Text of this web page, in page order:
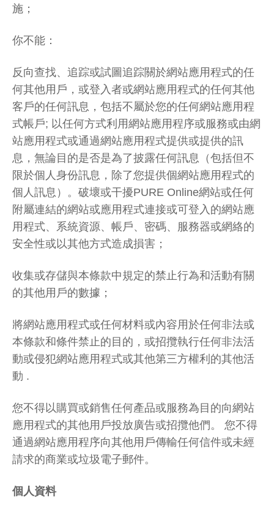
施；
你不能：
反向查找、追踪或試圖追踪關於網站應用程式的任
何其他用戶，或登入者或網站應用程式的任何其他
客戶的任何訊息，包括不屬於您的任何網站應用程
式帳戶; 以任何方式利用網站應用程序或服務或由網
站應用程式或通過網站應用程式提供或提供的訊
息，無論目的是否是為了披露任何訊息（包括但不
限於個人身份訊息，除了您提供個網站應用程式的
個人訊息）。破壞或干擾PURE Online網站或任何
附屬連結的網站或應用程式連接或可登入的網站應
用程式、系統資源、帳戶、密碼、服務器或網絡的
安全性或以其他方式造成損害；
收集或存儲與本條款中規定的禁止行為和活動有關
的其他用戶的數據；
將網站應用程式或任何材料或內容用於任何非法或
本條款和條件禁止的目的，或招攬執行任何非法活
動或侵犯網站應用程式或其他第三方權利的其他活
動 .
您不得以購買或銷售任何產品或服務為目的向網站
應用程式的其他用戶投放廣告或招攬他們。 您不得
通過網站應用程序向其他用戶傳輸任何信件或未經
請求的商業或垃圾電子郵件。
個人資料